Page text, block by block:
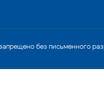
без письменного